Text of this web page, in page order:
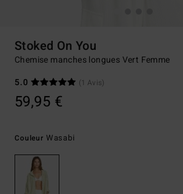
Stoked On You
Chemise manches longues Vert Femme
5.0
(1 Avis)
59,95 €
Couleur Wasabi